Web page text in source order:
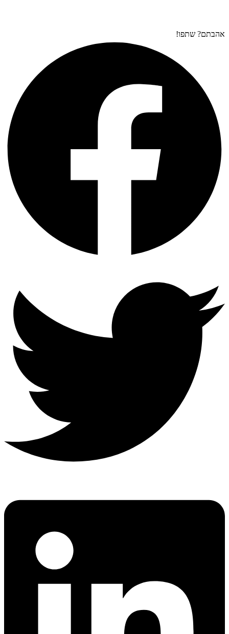
אהבתם? שתפו!